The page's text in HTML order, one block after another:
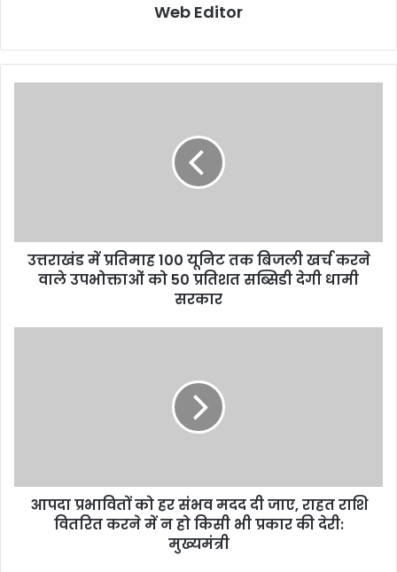
Web Editor
उत्तराखंड में प्रतिमाह 100 यूनिट तक बिजली खर्च करने
वाले उपभोक्ताओं को 50 प्रतिशत सब्सिडी देगी धामी
सरकार
आपदा प्रभावितों को हर संभव मदद दी जाए, राहत राशि
वितरित करने में न हो किसी भी प्रकार की देरी:
मुख्यमंत्री